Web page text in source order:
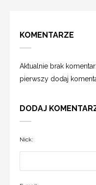
KOMENTARZE
Aktualnie brak
pierwszy dodaj
DODAJ
Nick: